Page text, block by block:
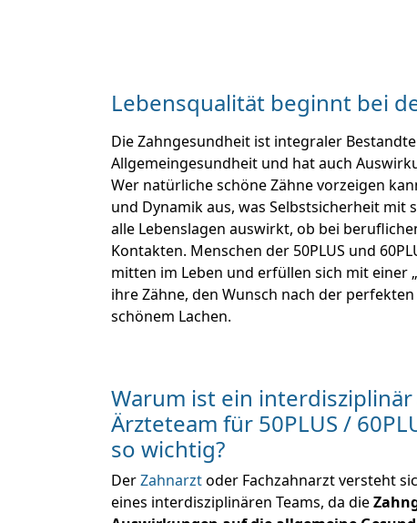
Lebensqualität beginnt bei
Die Zahngesundheit ist integraler
Allgemeingesundheit und hat auch
Wer natürliche schöne Zähne vorzeigen
und Dynamik aus, was Selbstsicherheit mit
alle Lebenslagen auswirkt, ob bei
Kontakten. Menschen der 50PLUS und
mitten im Leben und erfüllen sich mit einer „
ihre Zähne, den Wunsch nach der
schönem Lachen.
Warum ist ein
Ärzteteam für 50PLUS /
so wichtig?
DerZahnarztoder Fachzahnarzt versteht
eines interdisziplinären Teams, da die